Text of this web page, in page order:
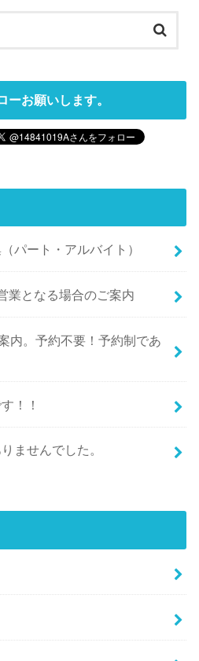
お願いします。
パート・アルバイト）
業となる場合のご案内
内。予約不要！予約制であ
！！
ませんでした。